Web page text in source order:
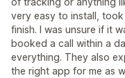
very easy to install,
finish. I was unsure if it
booked a call within a
everything. They also
the right app for me as